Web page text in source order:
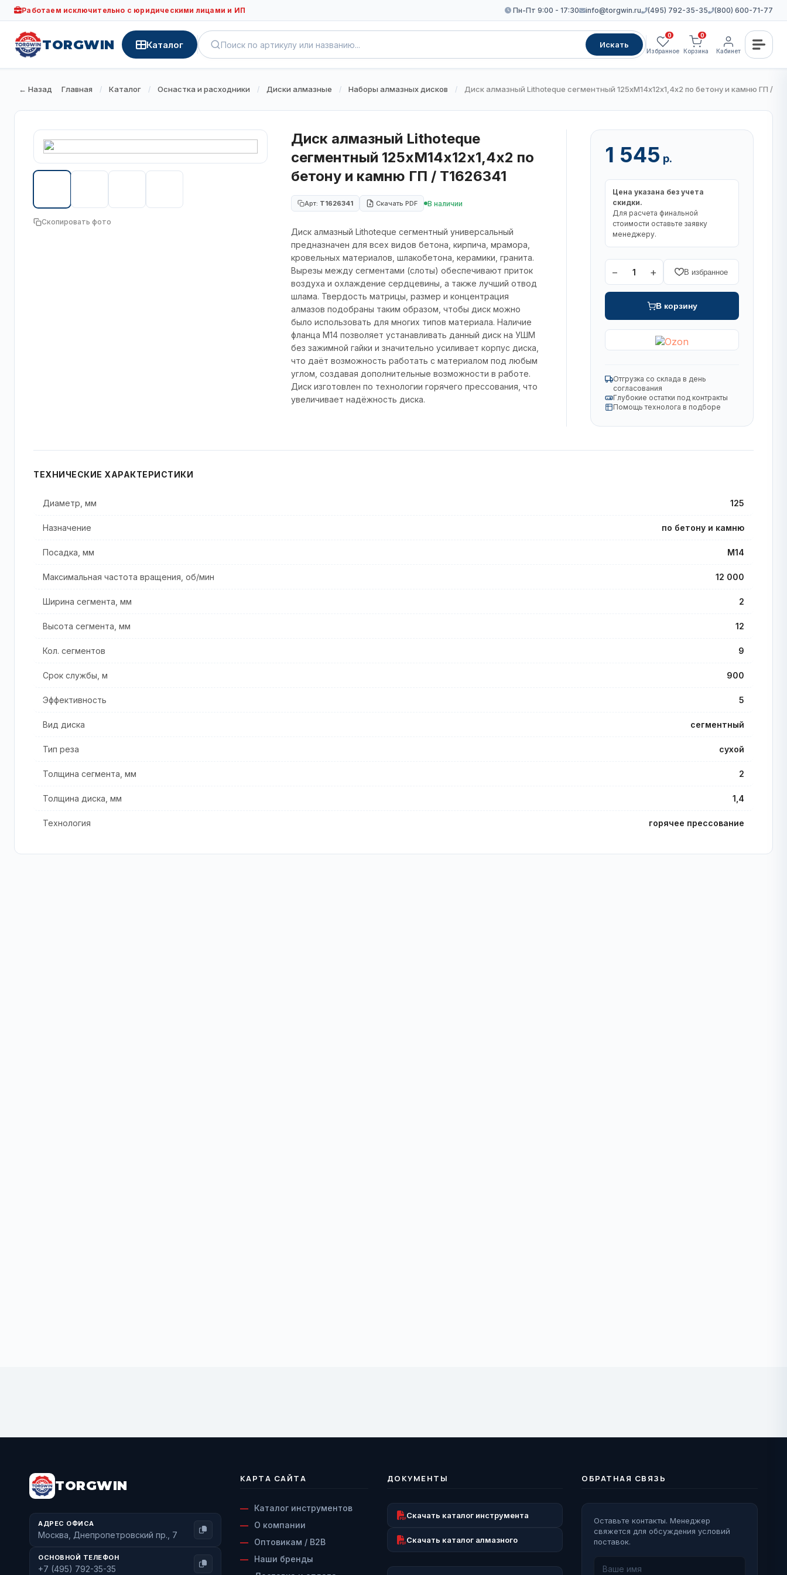
Работаем исключительно с юридическими лицами и ИП Пн-Пт 9:00 - 17:30 info@torgwin.ru (495) 792-35-35 (800) 600-71-77
TORGWIN Каталог Искать
0
Избранное
0
Корзина Кабинет
← Назад Главная / Каталог / Оснастка и расходники / Диски алмазные / Наборы алмазных дисков / Диск алмазный Lithoteque сегментный 125хM14х12х1,4х2 по бетону и камню ГП /
Скопировать фото
Диск алмазный Lithoteque
сегментный 125хM14х12х1,4х2 по
бетону и камню ГП / T1626341
Арт: T1626341 Скачать PDF В наличии
Диск алмазный Lithoteque сегментный универсальный
предназначен для всех видов бетона, кирпича, мрамора,
кровельных материалов, шлакобетона, керамики, гранита.
Вырезы между сегментами (слоты) обеспечивают приток
воздуха и охлаждение сердцевины, а также лучший отвод
шлама. Твердость матрицы, размер и концентрация
алмазов подобраны таким образом, чтобы диск можно
было использовать для многих типов материала. Наличие
фланца М14 позволяет устанавливать данный диск на УШМ
без зажимной гайки и значительно усиливает корпус диска,
что даёт возможность работать с материалом под любым
углом, создавая дополнительные возможности в работе.
Диск изготовлен по технологии горячего прессования, что
увеличивает надёжность диска.
1 545 р.
Цена указана без учета
скидки.
Для расчета финальной
стоимости оставьте заявку
менеджеру.
− 1 + В избранное
В корзину
Отгрузка со склада в день
согласования
Глубокие остатки под контракты
Помощь технолога в подборе
ТЕХНИЧЕСКИЕ ХАРАКТЕРИСТИКИ
Диаметр, мм 125
Назначение по бетону и камню
Посадка, мм M14
Максимальная частота вращения, об/мин 12 000
Ширина сегмента, мм 2
Высота сегмента, мм 12
Кол. cегментов 9
Срок службы, м 900
Эффективность 5
Вид диска сегментный
Тип реза сухой
Толщина сегмента, мм 2
Толщина диска, мм 1,4
Технология горячее прессование
TORGWIN
АДРЕС ОФИСА
Москва, Днепропетровский пр., 7
ОСНОВНОЙ ТЕЛЕФОН
+7 (495) 792-35-35
КАРТА САЙТА
Каталог инструментов
О компании
Оптовикам / B2B
Наши бренды
ДОКУМЕНТЫ
Скачать каталог инструмента
Скачать каталог алмазного
ОБРАТНАЯ СВЯЗЬ
Оставьте контакты. Менеджер
свяжется для обсуждения условий
поставок.